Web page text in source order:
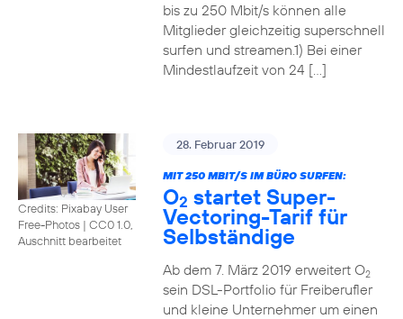
bis zu 250 Mbit/s können alle
Mitglieder gleichzeitig superschnell
surfen und streamen.1) Bei einer
Mindestlaufzeit von 24 […]
Credits: Pixabay User
Free-Photos | CC0 1.0,
Auschnitt bearbeitet
28. Februar 2019
MIT 250 MBIT/S IM BÜRO SURFEN:
O2 startet Super-
Vectoring-Tarif für
Selbständige
Ab dem 7. März 2019 erweitert O2
sein DSL-Portfolio für Freiberufler
und kleine Unternehmer um einen